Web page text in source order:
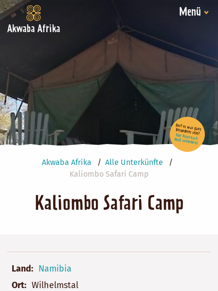
Akwaba Afrika
Menü
Akwaba Afrika
Alle Unterkünfte
Kaliombo Safari Camp
Kaliombo Safari Camp
Darf es was ganz Besonderes sein?
Hier Reise nach Maß anfordern!
Land
Namibia
Ort
Wilhelmstal